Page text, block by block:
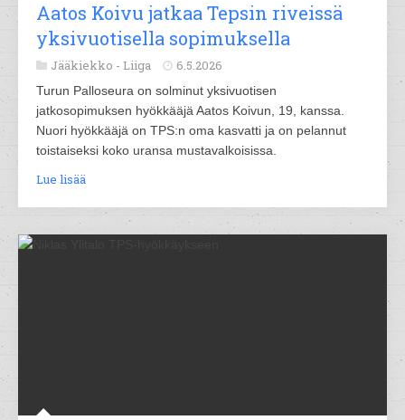
Aatos Koivu jatkaa Tepsin riveissä
yksivuotisella sopimuksella
Jääkiekko - Liiga 6.5.2026
Turun Palloseura on solminut yksivuotisen
jatkosopimuksen hyökkääjä Aatos Koivun, 19, kanssa.
Nuori hyökkääjä on TPS:n oma kasvatti ja on pelannut
toistaiseksi koko uransa mustavalkoisissa.
Lue lisää